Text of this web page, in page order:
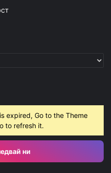
expired, Go to the Theme
to refresh it.
ни